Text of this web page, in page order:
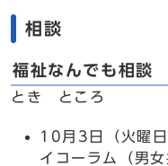
相談
福祉なんでも相談
とき ところ
10月3日（火曜日
イコーラム（男